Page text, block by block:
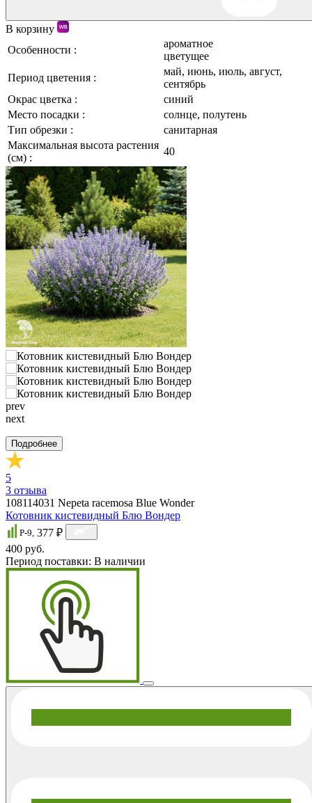
В корзину
Особенности :
ароматное
цветущее
Период цветения :
май, июнь, июль, август,
сентябрь
Окрас цветка :
синий
Место посадки :
солнце, полутень
Тип обрезки :
санитарная
Максимальная высота растения
(см) :
40
prev
next
Подробнее
5
3 отзыва
108114031 Nepeta racemosa Blue Wonder
Котовник кистевидный Блю Вондер
P-9, 377 ₽
400 руб.
Период поставки: В наличии